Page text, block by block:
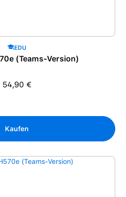
EDU
(Teams-Version)
Regulärer Preis:
54,90 €
Kaufen